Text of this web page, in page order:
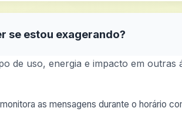
se estou exagerando?
de uso, energia e impacto em
as mensagens durante o horário